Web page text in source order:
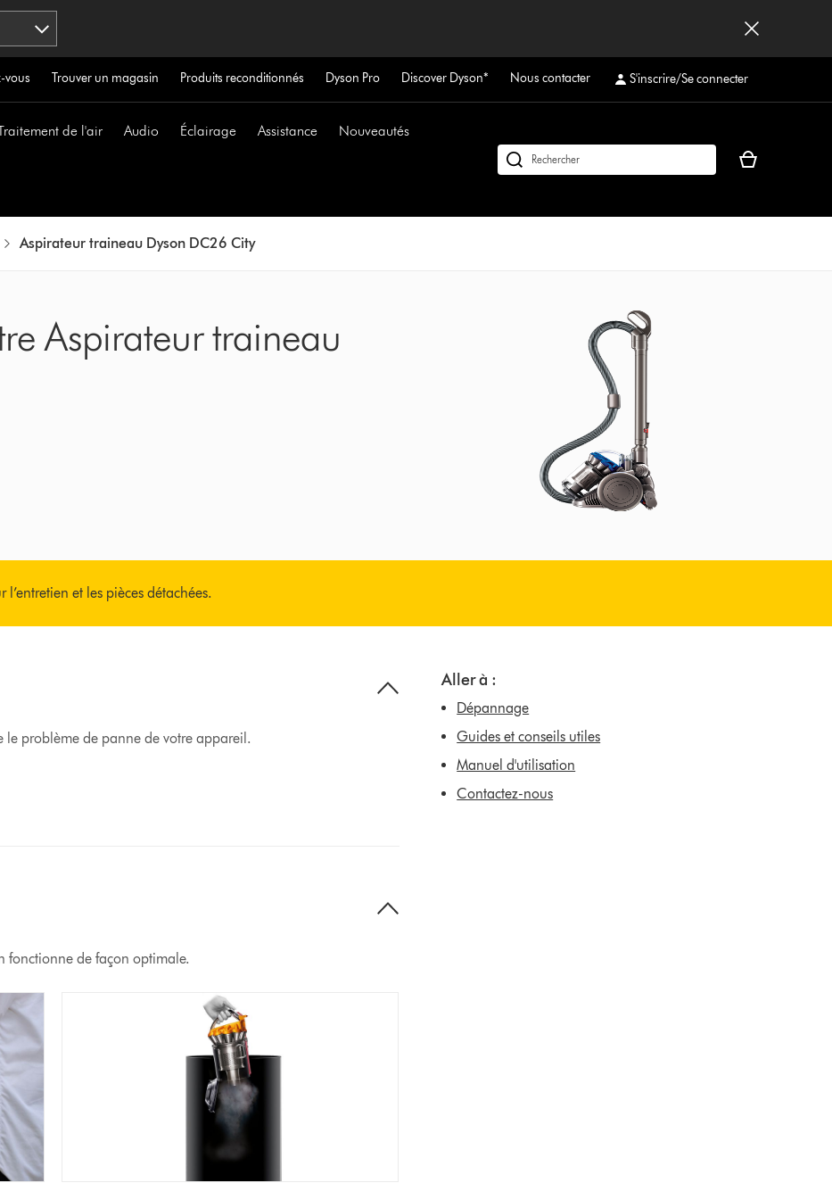
vous Trouver un magasin Produits reconditionnés Dyson Pro Discover Dyson* Nous contacter S'inscrire/Se connecter
de l'air Audio Éclairage Assistance Nouveautés
Rechercher
Votre
vide
Aspirateur traineau Dyson DC26 City
Aspirateur traineau
et les pièces détachées.
Aller à :
Dépannage
Guides et conseils utiles
Manuel d'utilisation
Contactez-nous
le problème de panne de votre appareil.
fonctionne de façon optimale.